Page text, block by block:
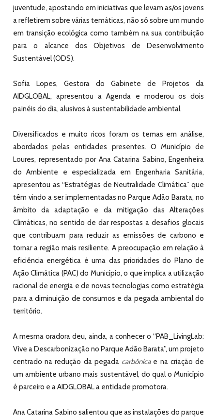
juventude, apostando em iniciativas que levam as/os jovens
a refletirem sobre várias temáticas, não só sobre um mundo
em transição ecológica como também na sua contribuição
para o alcance dos Objetivos de Desenvolvimento
Sustentável (ODS).
Sofia Lopes, Gestora do Gabinete de Projetos da
AIDGLOBAL, apresentou a Agenda e moderou os dois
painéis do dia, alusivos à sustentabilidade ambiental.
Diversificados e muito ricos foram os temas em análise,
abordados pelas entidades presentes. O Município de
Loures, representado por Ana Catarina Sabino, Engenheira
do Ambiente e especializada em Engenharia Sanitária,
apresentou as “Estratégias de Neutralidade Climática” que
têm vindo a ser implementadas no Parque Adão Barata, no
âmbito da adaptação e da mitigação das Alterações
Climáticas, no sentido de dar respostas a desafios glocais
que contribuam para reduzir as emissões de carbono e
tornar a região mais resiliente. A preocupação em relação à
eficiência energética é uma das prioridades do Plano de
Ação Climática (PAC) do Município, o que implica a utilização
racional de energia e de novas tecnologias como estratégia
para a diminuição de consumos e da pegada ambiental do
território.
A mesma oradora deu, ainda, a conhecer o “PAB_LivingLab:
Vive a Descarbonização no Parque Adão Barata”, um projeto
centrado na redução da pegada carbónicae na criação de
um ambiente urbano mais sustentável, do qual o Município
é parceiro e a AIDGLOBAL a entidade promotora.
Ana Catarina Sabino salientou que as instalações do parque